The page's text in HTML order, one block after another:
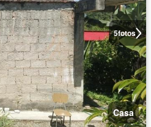
5fotos
Casa